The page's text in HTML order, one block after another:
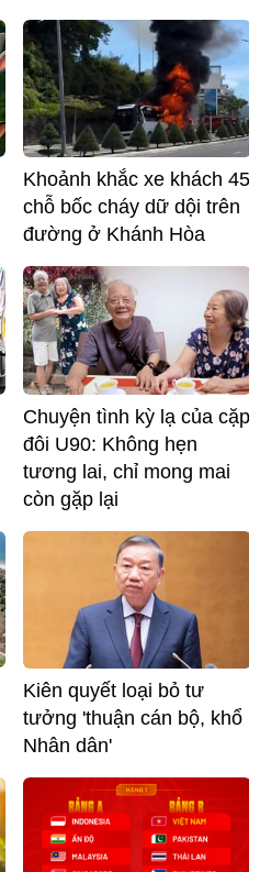
Khoảnh khắc xe khách 45
chỗ bốc cháy dữ dội trên
đường ở Khánh Hòa
Chuyện tình kỳ lạ của cặp
đôi U90: Không hẹn
tương lai, chỉ mong mai
còn gặp lại
Kiên quyết loại bỏ tư
tưởng 'thuận cán bộ, khổ
Nhân dân'